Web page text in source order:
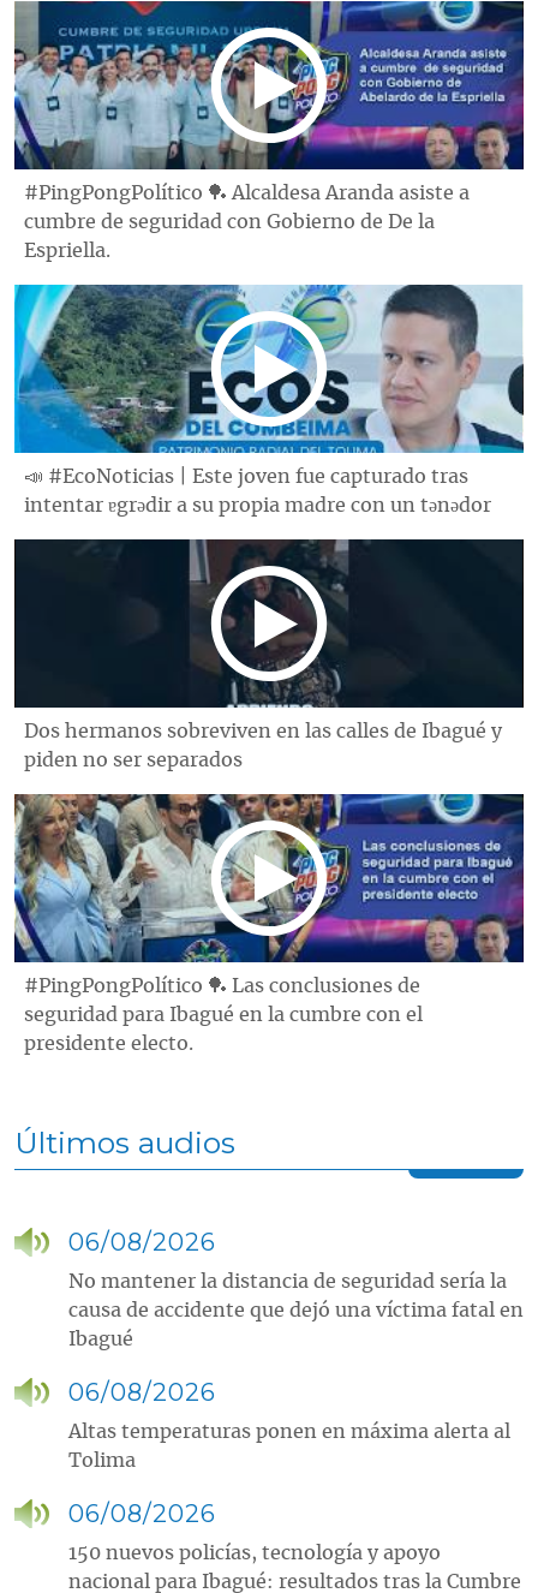
#PingPongPolítico 🏓 Alcaldesa Aranda asiste a
cumbre de seguridad con Gobierno de De la
Espriella.
📣 #EcoNoticias | Este joven fue capturado tras
intentar ɐgrǝdir a su propia madre con un tǝnǝdor
Dos hermanos sobreviven en las calles de Ibagué y
piden no ser separados
#PingPongPolítico 🏓 Las conclusiones de
seguridad para Ibagué en la cumbre con el
presidente electo.
Últimos audios
06/08/2026
No mantener la distancia de seguridad sería la
causa de accidente que dejó una víctima fatal en
Ibagué
06/08/2026
Altas temperaturas ponen en máxima alerta al
Tolima
06/08/2026
150 nuevos policías, tecnología y apoyo
nacional para Ibagué: resultados tras la Cumbre